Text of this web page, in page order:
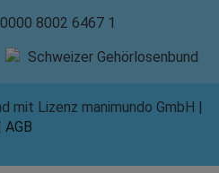
8002 6467 1
mit Lizenz manimundo GmbH |
AGB